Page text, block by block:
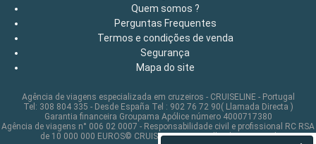
Quem somos ?
Perguntas Frequentes
Termos e condições de venda
Segurança
Mapa do site
Agência de viagens especializada em cruzeiros - CRUISELINE - Portugal
Tel: 308 804 335 - Desde España Tel : 902 76 72 90( Llamada Directa )
Garantia financeira Groupama Apólice número 4000717380
Agência de viagens n° 006 02 0007 - Responsabilidade civil e profissional RC RSA
de 10 000 000 EUROS© CRUISELINE 2026 - all rights reserved